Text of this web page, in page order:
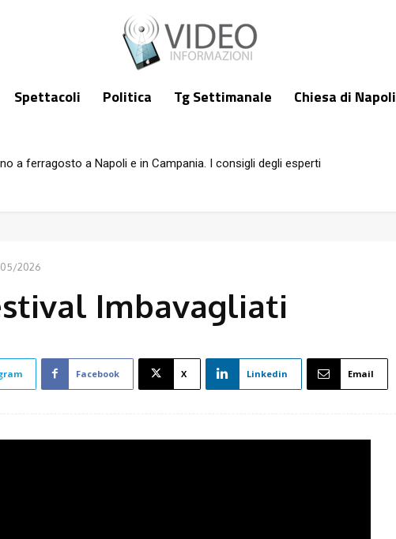
Spettacoli Politica Tg Settimanale Chiesa di Napoli
a ferragosto a Napoli e in Campania. I consigli degli esperti
2026
Imbavagliati
Facebook X Linkedin Email